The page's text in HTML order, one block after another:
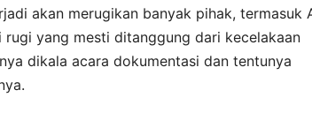
akan merugikan banyak pihak, termasuk
yang mesti ditanggung dari kecelakaan
dikala acara dokumentasi dan tentunya